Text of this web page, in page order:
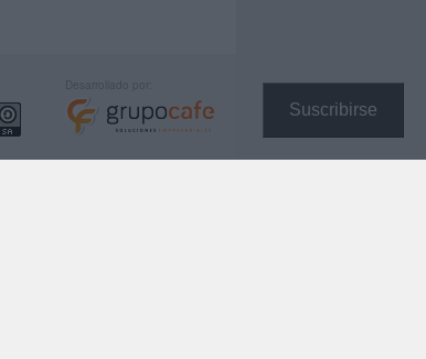
Suscribirse